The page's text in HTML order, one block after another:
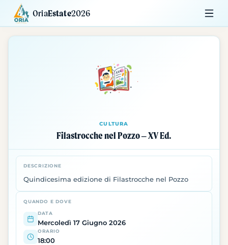
OriaEstate2026
Calendario Mostre Siti da Visitare
CULTURA
Filastrocche nel Pozzo – XV Ed.
DESCRIZIONE
Quindicesima edizione di Filastrocche nel Pozzo
QUANDO E DOVE
DATA
Mercoledì 17 Giugno 2026
ORARIO
18:00